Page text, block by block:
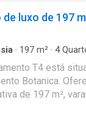
luxo de 197
· 197 m² · 4
T4 está
Botanica.
de 197 m²,